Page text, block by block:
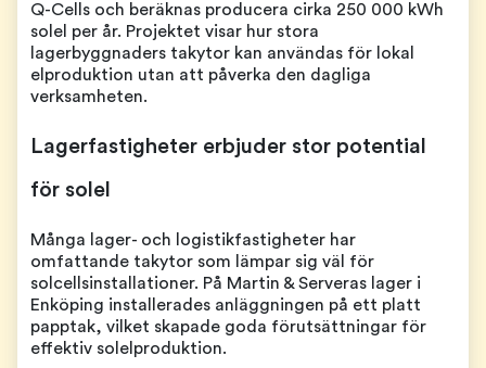
Q-Cells och beräknas producera cirka 250 000 kWh
solel per år. Projektet visar hur stora
lagerbyggnaders takytor kan användas för lokal
elproduktion utan att påverka den dagliga
verksamheten.
Lagerfastigheter erbjuder stor potential
för solel
Många lager- och logistikfastigheter har
omfattande takytor som lämpar sig väl för
solcellsinstallationer. På Martin & Serveras lager i
Enköping installerades anläggningen på ett platt
papptak, vilket skapade goda förutsättningar för
effektiv solelproduktion.